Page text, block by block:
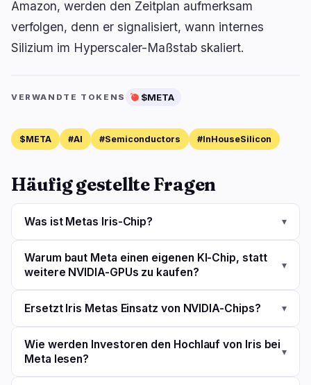
Amazon, werden den Zeitplan aufmerksam
verfolgen, denn er signalisiert, wann internes
Silizium im Hyperscaler-Maßstab skaliert.
VERWANDTE TOKENS $META
$META #AI #Semiconductors #InHouseSilicon
Häufig gestellte Fragen
Was ist Metas Iris-Chip? ▾
Warum baut Meta einen eigenen KI-Chip, statt
weitere NVIDIA-GPUs zu kaufen?
▾
Ersetzt Iris Metas Einsatz von NVIDIA-Chips? ▾
Wie werden Investoren den Hochlauf von Iris bei
Meta lesen?
▾